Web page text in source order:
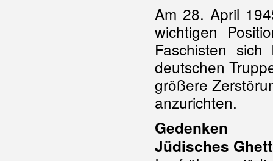
Am 28. April
wichtigen
Faschisten
deutschen
größere
anzurichten.
Gedenken
Jüdisches